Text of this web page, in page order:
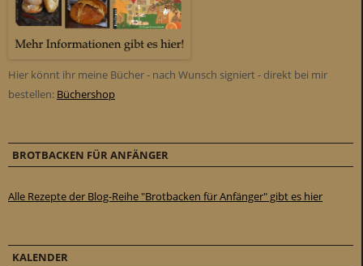
Hier könnt ihr meine Bücher - nach Wunsch signiert - direkt bei mir
bestellen: Büchershop
BROTBACKEN FÜR ANFÄNGER
Alle Rezepte der Blog-Reihe "Brotbacken für Anfänger" gibt es hier
KALENDER